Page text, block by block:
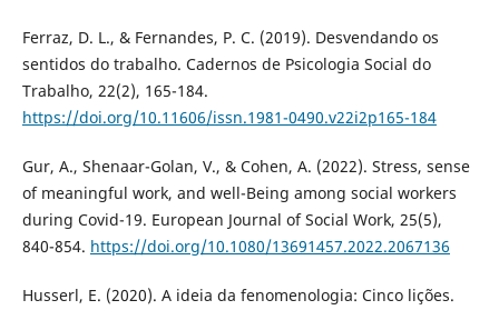
Ferraz, D. L., & Fernandes, P. C. (2019). Desvendando os
sentidos do trabalho. Cadernos de Psicologia Social do
Trabalho, 22(2), 165-184.
https://doi.org/10.11606/issn.1981-0490.v22i2p165-184
Gur, A., Shenaar-Golan, V., & Cohen, A. (2022). Stress, sense
of meaningful work, and well-Being among social workers
during Covid-19. European Journal of Social Work, 25(5),
840-854. https://doi.org/10.1080/13691457.2022.2067136
Husserl, E. (2020). A ideia da fenomenologia: Cinco lições.